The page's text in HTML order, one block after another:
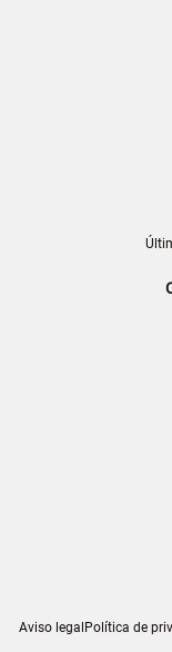
Aviso legal Política de